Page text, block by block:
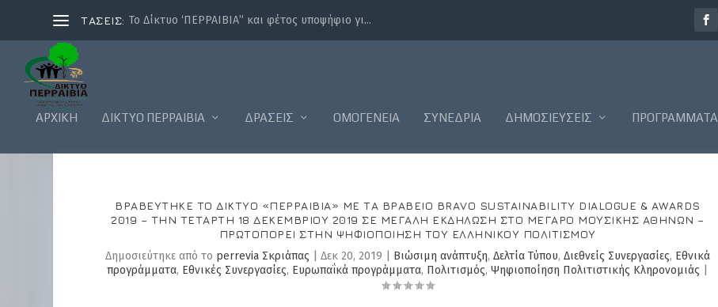
ΤΑΣΕΙΣ: Το Δίκτυο ‘ΠΕΡΡΑΙΒΙΑ” και φέτος υποψήφιο γι...
ΑΡΧΙΚΗ ΔΊΚΤΥΟ ΠΕΡΡΑΙΒΊΑ ΔΡΆΣΕΙΣ ΟΜΟΓΈΝΕΙΑ ΣΥΝΈΔΡΙΑ ΔΗΜΟΣΙΕΎΣΕΙΣ ΠΡΟΓΡΆΜΜΑΤΑ
ΒΡΑΒΕΎΤΗΚΕ ΤΟ ΔΊΚΤΥΟ «ΠΕΡΡΑΙΒΙΑ» ΜΕ ΤΑ ΒΡΑΒΕΊΟ BRAVO SUSTAINABILITY DIALOGUE & AWARDS
2019 – ΤΗΝ ΤΕΤΆΡΤΗ 18 ΔΕΚΕΜΒΡΊΟΥ 2019 ΣΕ ΜΕΓΆΛΗ ΕΚΔΉΛΩΣΗ ΣΤΟ ΜΈΓΑΡΟ ΜΟΥΣΙΚΉΣ ΑΘΗΝΏΝ –
ΠΡΩΤΟΠΟΡΕΊ ΣΤΗΝ ΨΗΦΙΟΠΟΊΗΣΗ ΤΟΥ ΕΛΛΗΝΙΚΟΎ ΠΟΛΙΤΙΣΜΟΎ
Δημοσιεύτηκε από το perrevia Σκριάπας Δεκ 20, 2019 Βιώσιμη ανάπτυξη, Δελτία Τύπου, Διεθνείς Συνεργασίες, Εθνικά
προγράμματα, Εθνικές Συνεργασίες, Ευρωπαΐκά προγράμματα, Πολιτισμός,Ψηφιοποίηση Πολιτιστικής Κληρονομιάς